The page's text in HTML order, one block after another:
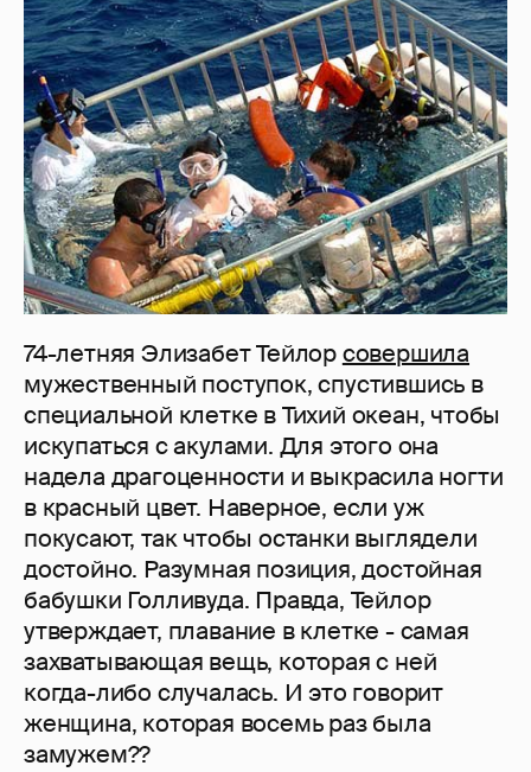
74-летняя Элизабет Тейлорсовершила
мужественный поступок, спустившись в
специальной клетке в Тихий океан, чтобы
искупаться с акулами. Для этого она
надела драгоценности и выкрасила ногти
в красный цвет. Наверное, если уж
покусают, так чтобы останки выглядели
достойно. Разумная позиция, достойная
бабушки Голливуда. Правда, Тейлор
утверждает, плавание в клетке - самая
захватывающая вещь, которая с ней
когда-либо случалась. И это говорит
женщина, которая восемь раз была
замужем??